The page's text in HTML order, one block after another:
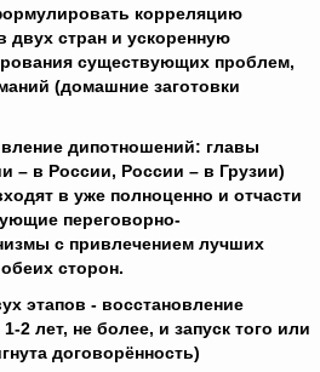
корреляцию
двух стран и ускоренную
существующих проблем,
(домашние заготовки
дипотношений: главы
– в России, России – в Грузии)
в уже полноценно и отчасти
переговорно-
с привлечением лучших
сторон.
этапов - восстановление
2 лет, не более, и запуск того или
договорённость)